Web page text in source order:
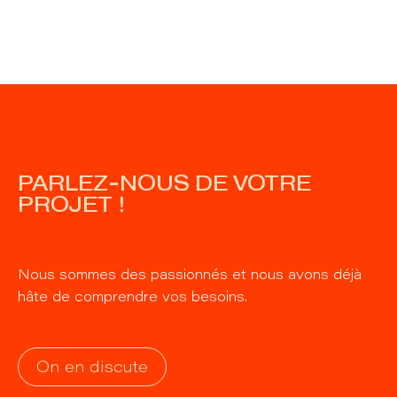
PARLEZ-NOUS DE VOTRE
PROJET !
Nous sommes des passionnés et nous avons déjà
hâte de comprendre vos besoins.
On en discute